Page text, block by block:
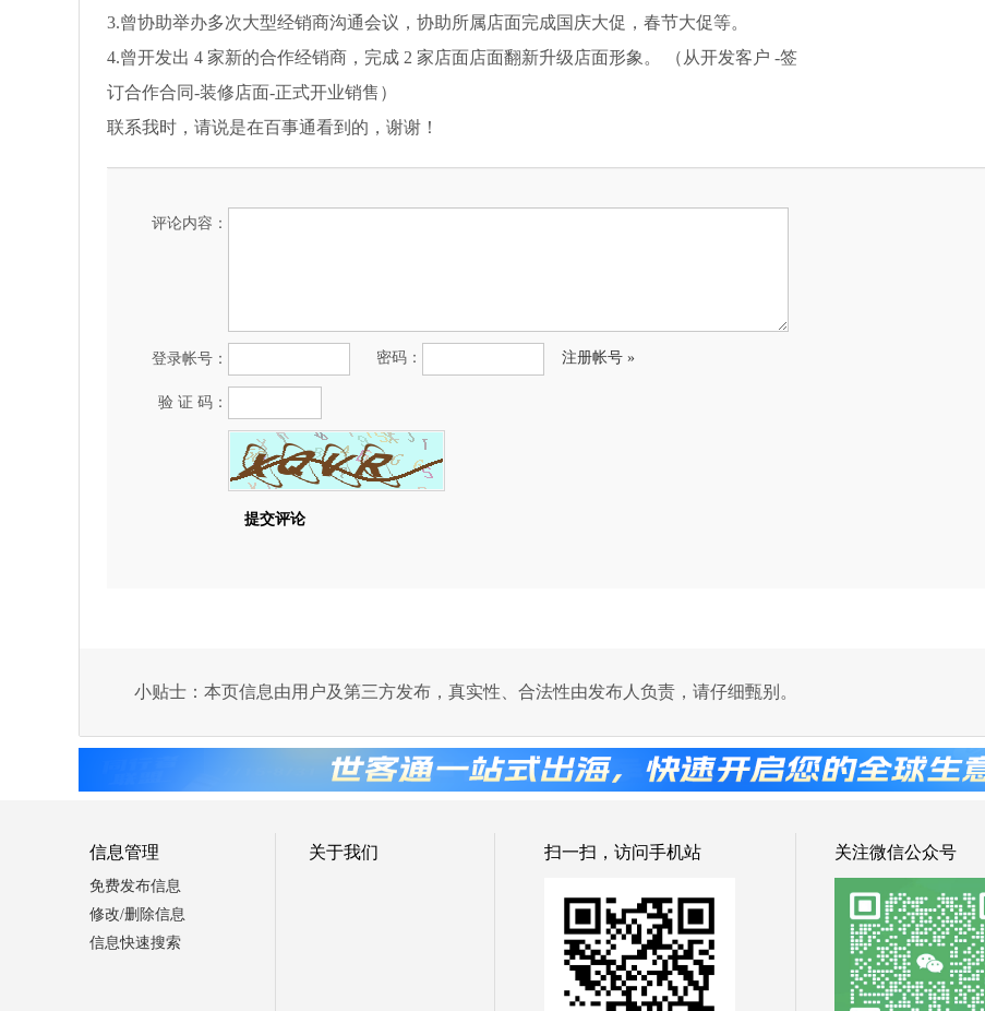
3.曾协助举办多次大型经销商沟通会议，协助所属店面完成国庆大促，春节大促等。
4.曾开发出 4 家新的合作经销商，完成 2 家店面店面翻新升级店面形象。 （从开发客户 -签
订合作合同-装修店面-正式开业销售）
联系我时，请说是在百事通看到的，谢谢！
评论内容：
登录帐号： 密码： 注册帐号 »
验 证 码：
小贴士：本页信息由用户及第三方发布，真实性、合法性由发布人负责，请仔细甄别。
信息管理
免费发布信息
修改/删除信息
信息快速搜索
关于我们 扫一扫，访问手机站 关注微信公众号